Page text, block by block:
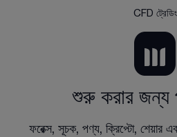
CFD ট্রেডিং
শুরু করার জন্য
ফরেক্স, সূচক, পণ্য, ক্রিপ্টো, শেয়ার